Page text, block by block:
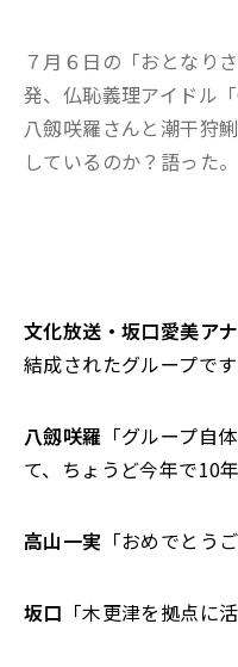
７月６日の「おとなり
発、仏恥義理アイドル
八劔咲羅さんと潮干狩
しているのか？語った。
文化放送・坂口愛美アナ
結成されたグループです
八劔咲羅 「グループ自
て、ちょうど今年で10
高山一実 「おめでとう
坂口 「木更津を拠点に